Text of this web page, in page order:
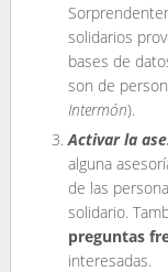
solidarios
bases de
son de
Intermón).
Activar la
alguna
de las
solidario.
preguntas
interesadas.